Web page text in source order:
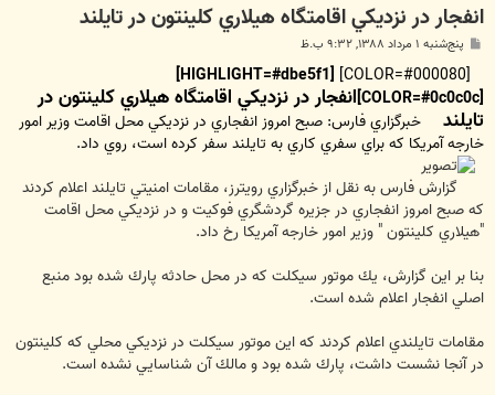
انفجار در نزديكي اقامتگاه هيلاري كلينتون در تايلند
س
ت
پنج‌شنبه ۱ مرداد ۱۳۸۸, ۹:۳۲ ب.ظ
[COLOR=#000080]
[HIGHLIGHT=#dbe5f1]
[COLOR=#0c0c0c]
انفجار در نزديكي اقامتگاه هيلاري كلينتون در
تايلند
خبرگزاري فارس: صبح امروز انفجاري در نزديكي محل اقامت وزير امور
خارجه آمريكا كه براي سفري كاري به تايلند سفر كرده است، روي داد.
گزارش فارس به نقل از خبرگزاري رويترز، مقامات امنيتي تايلند اعلام كردند
كه صبح امروز انفجاري در جزيره گردشگري فوكيت و در نزديكي محل اقامت
"هيلاري كلينتون " وزير امور خارجه آمريكا رخ داد.
بنا بر اين گزارش، يك موتور سيكلت كه در محل حادثه پارك شده بود منبع
اصلي انفجار اعلام شده است.
مقامات تايلندي اعلام كردند كه اين موتور سيكلت در نزديكي محلي كه كلينتون
در آنجا نشست داشت، پارك شده بود و مالك آن شناسايي نشده است.